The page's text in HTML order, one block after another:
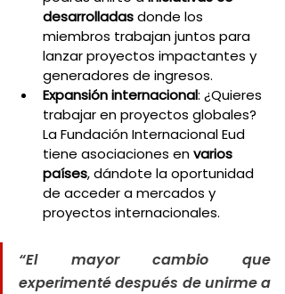
desarrolladas donde los
miembros trabajan juntos para
lanzar proyectos impactantes y
generadores de ingresos.
Expansión internacional: ¿Quieres
trabajar en proyectos globales?
La Fundación Internacional Eud
tiene asociaciones en varios
países, dándote la oportunidad
de acceder a mercados y
proyectos internacionales.
“El mayor cambio que
experimenté después de unirme a